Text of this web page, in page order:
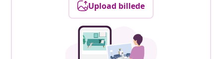
Upload billede